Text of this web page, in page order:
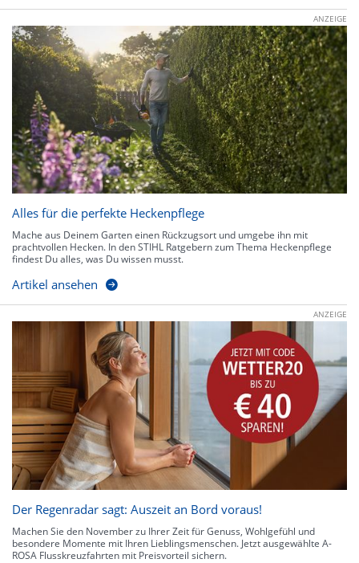
ANZEIGE
Alles für die perfekte Heckenpflege
Mache aus Deinem Garten einen Rückzugsort und umgebe ihn mit
prachtvollen Hecken. In den STIHL Ratgebern zum Thema Heckenpflege
findest Du alles, was Du wissen musst.
Artikel ansehen
ANZEIGE
Der Regenradar sagt: Auszeit an Bord voraus!
Machen Sie den November zu Ihrer Zeit für Genuss, Wohlgefühl und
besondere Momente mit Ihren Lieblingsmenschen. Jetzt ausgewählte A-
ROSA Flusskreuzfahrten mit Preisvorteil sichern.